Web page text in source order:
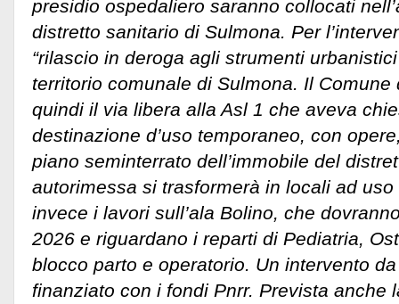
presidio ospedaliero saranno collocati
distretto sanitario di Sulmona. Per
“rilascio in deroga agli strumenti
territorio comunale di Sulmona. Il Comune
quindi il via libera alla Asl 1 che aveva
destinazione d’uso temporaneo, con
piano seminterrato dell’immobile del
autorimessa si trasformerà in locali ad uso
invece i lavori sull’ala Bolino, che
2026 e riguardano i reparti di Pediatria,
blocco parto e operatorio. Un intervento
finanziato con i fondi Pnrr. Prevista anche